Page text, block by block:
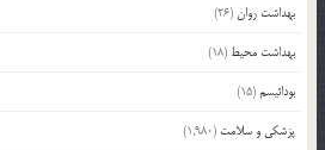
بهداشت روان(26)
بهداشت محیط (18)
بودائیسم(15)
پزشکی و سلامت (1,980)